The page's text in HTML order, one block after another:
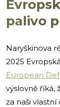
palivo
Naryškinova
2025
European
výslovně říká,
za naši vlastní